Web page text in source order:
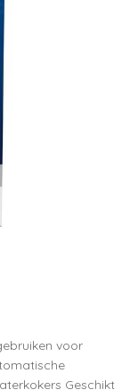
voor
Geschikt